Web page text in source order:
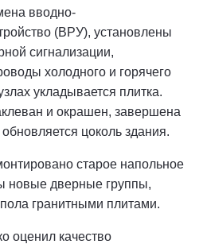
вводно-
(ВРУ), установлены
сигнализации,
холодного и горячего
укладывается плитка.
и окрашен, завершена
цоколь здания.
старое напольное
новые дверные группы,
гранитными плитами.
оценил качество